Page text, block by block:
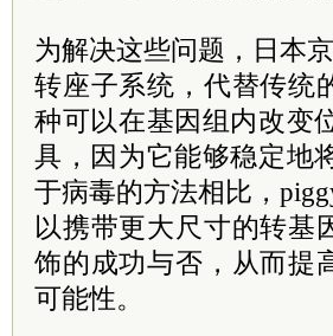
为解决这些问题，日本
转座子系统，代替传统
种可以在基因组内改变
具，因为它能够稳定地
于病毒的方法相比，
以携带更大尺寸的转基
饰的成功与否，从而提
可能性。